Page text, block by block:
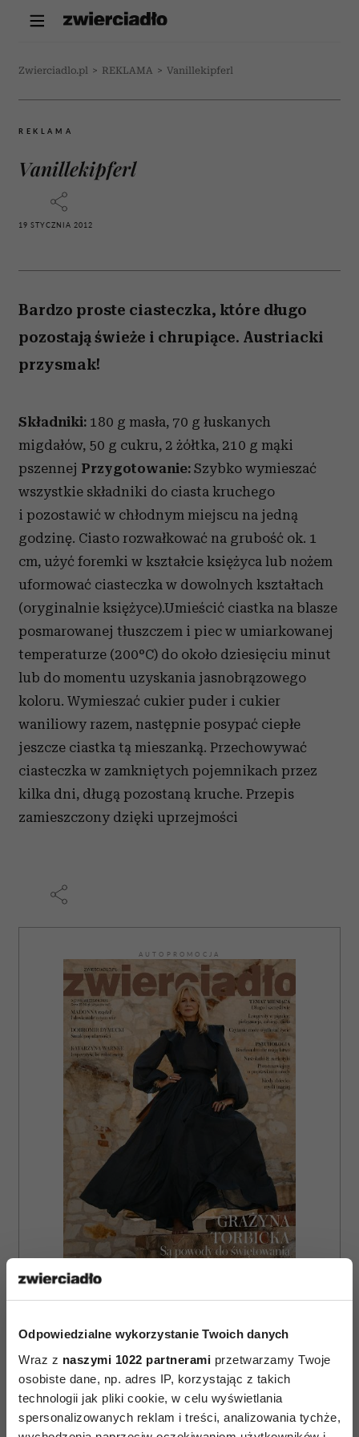
Odpowiedzialne wykorzystanie Twoich danych
Wraz z naszymi 1022 partnerami przetwarzamy Twoje
osobiste dane, np. adres IP, korzystając z takich
technologii jak pliki cookie, w celu wyświetlania
spersonalizowanych reklam i treści, analizowania tychże,
Zwierciadlo.pl > REKLAMA > Vanillekipferl
REKLAMA
Vanillekipferl
19 STYCZNIA 2012
Bardzo proste ciasteczka, które długo
pozostają świeże i chrupiące. Austriacki
przysmak!
Składniki: 180 g masła, 70 g łuskanych
migdałów, 50 g cukru, 2 żółtka, 210 g mąki
pszennej Przygotowanie: Szybko wymieszać
wszystkie składniki do ciasta kruchego
i pozostawić w chłodnym miejscu na jedną
godzinę. Ciasto rozwałkować na grubość ok. 1
cm, użyć foremki w kształcie księżyca lub nożem
uformować ciasteczka w dowolnych kształtach
(oryginalnie księżyce).Umieścić ciastka na blasze
posmarowanej tłuszczem i piec w umiarkowanej
temperaturze (200°C) do około dziesięciu minut
lub do momentu uzyskania jasnobrązowego
koloru. Wymieszać cukier puder i cukier
waniliowy razem, następnie posypać ciepłe
jeszcze ciastka tą mieszanką. Przechowywać
ciasteczka w zamkniętych pojemnikach przez
kilka dni, długą pozostaną kruche. Przepis
zamieszczony dzięki uprzejmości
AUTOPROMOCJA
E-WYDANIE